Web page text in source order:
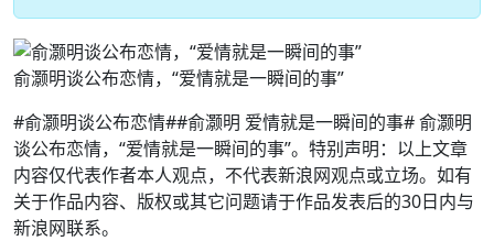
俞灏明谈公布恋情，“爱情就是一瞬间的事”
#俞灏明谈公布恋情##俞灏明 爱情就是一瞬间的事# 俞灏明
谈公布恋情，“爱情就是一瞬间的事”。特别声明：以上文章
内容仅代表作者本人观点，不代表新浪网观点或立场。如有
关于作品内容、版权或其它问题请于作品发表后的30日内与
新浪网联系。